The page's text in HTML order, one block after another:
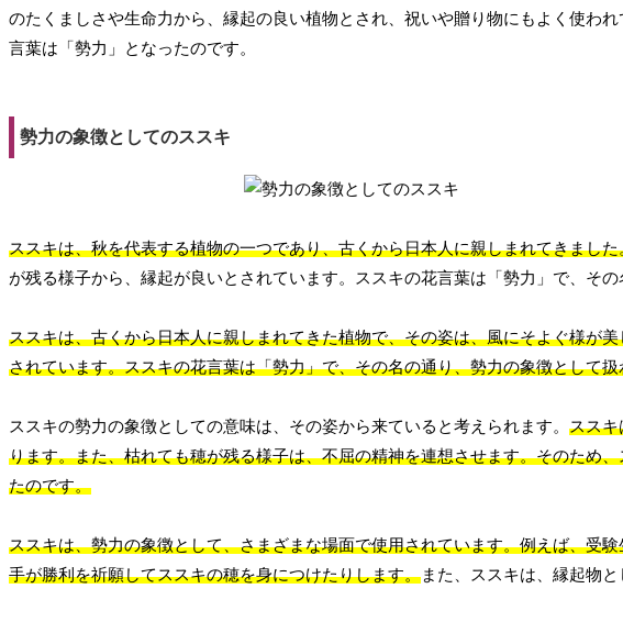
のたくましさや生命力から、縁起の良い植物とされ、祝いや贈り物にもよく使わ
言葉は「勢力」となったのです。
勢力の象徴としてのススキ
ススキは、秋を代表する植物の一つであり、古くから日本人に親しまれてきました
が残る様子から、縁起が良いとされています。ススキの花言葉は「勢力」で、そ
ススキは、古くから日本人に親しまれてきた植物で、その姿は、風にそよぐ様が
されています。ススキの花言葉は「勢力」で、その名の通り、勢力の象徴として
ススキの勢力の象徴としての意味は、その姿から来ていると考えられます。 ススキ
ります。また、枯れても穂が残る様子は、不屈の精神を連想させます。そのため
たのです。
ススキは、勢力の象徴として、さまざまな場面で使用されています。例えば、受
手が勝利を祈願してススキの穂を身につけたりします。また、ススキは、縁起物